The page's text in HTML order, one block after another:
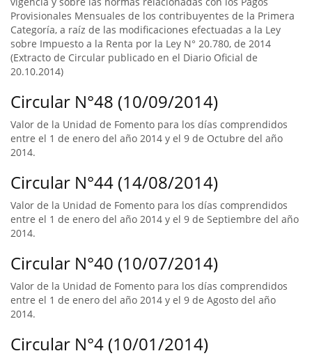
Provisionales Mensuales de los contribuyentes de la Primera
Categoría, a raíz de las modificaciones efectuadas a la Ley
sobre Impuesto a la Renta por la Ley N° 20.780, de 2014
(Extracto de Circular publicado en el Diario Oficial de
20.10.2014)
Circular N°48 (10/09/2014)
Valor de la Unidad de Fomento para los días comprendidos
entre el 1 de enero del año 2014 y el 9 de Octubre del año
2014.
Circular N°44 (14/08/2014)
Valor de la Unidad de Fomento para los días comprendidos
entre el 1 de enero del año 2014 y el 9 de Septiembre del año
2014.
Circular N°40 (10/07/2014)
Valor de la Unidad de Fomento para los días comprendidos
entre el 1 de enero del año 2014 y el 9 de Agosto del año
2014.
Circular N°4 (10/01/2014)